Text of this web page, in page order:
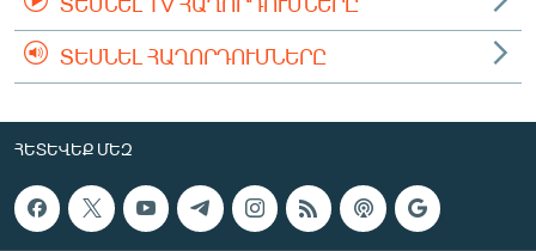
ՏԵՍՆԵԼ ՀԱՂՈՐԴՈՒՄՆԵՐԸ
ՀԵՏԵՎԵՔ ՄԵԶ